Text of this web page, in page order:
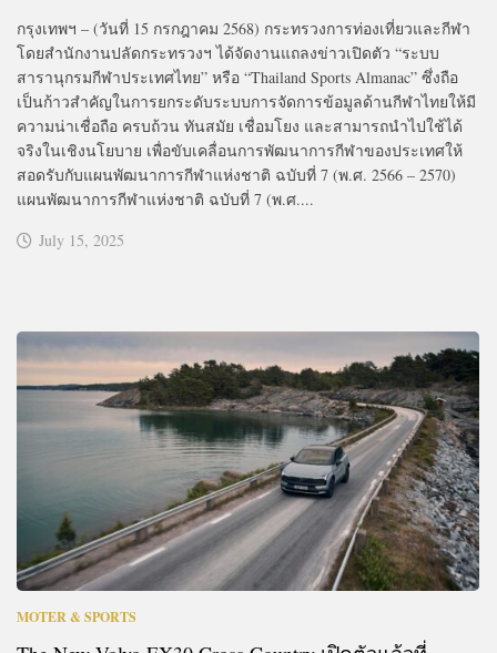
กรุงเทพฯ – (วันที่ 15 กรกฎาคม 2568) กระทรวงการท่องเที่ยวและกีฬา
โดยสำนักงานปลัดกระทรวงฯ ได้จัดงานแถลงข่าวเปิดตัว “ระบบ
สารานุกรมกีฬาประเทศไทย” หรือ “Thailand Sports Almanac” ซึ่งถือ
เป็นก้าวสำคัญในการยกระดับระบบการจัดการข้อมูลด้านกีฬาไทยให้มี
ความน่าเชื่อถือ ครบถ้วน ทันสมัย เชื่อมโยง และสามารถนำไปใช้ได้
จริงในเชิงนโยบาย เพื่อขับเคลื่อนการพัฒนาการกีฬาของประเทศให้
สอดรับกับแผนพัฒนาการกีฬาแห่งชาติ ฉบับที่ 7 (พ.ศ. 2566 – 2570)
แผนพัฒนาการกีฬาแห่งชาติ ฉบับที่ 7 (พ.ศ....
July 15, 2025
MOTER & SPORTS